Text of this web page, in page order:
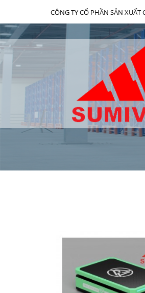
CÔNG TY CỔ PHẦN SẢN